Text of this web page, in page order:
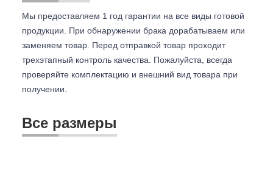
Мы предоставляем 1 год гарантии на все виды готовой
продукции. При обнаружении брака дорабатываем или
заменяем товар. Перед отправкой товар проходит
трехэтапный контроль качества. Пожалуйста, всегда
проверяйте комплектацию и внешний вид товара при
получении.
Все размеры